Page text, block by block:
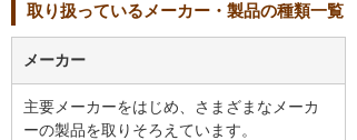
取り扱っているメーカー・製品の種類一覧
メーカー
主要メーカーをはじめ、さまざまなメーカ
ーの製品を取りそろえています。